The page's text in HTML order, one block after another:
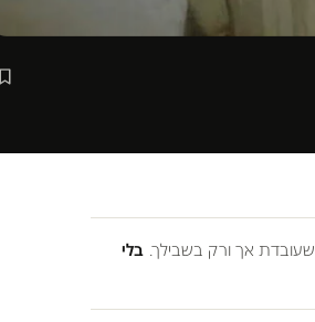
שעובדת אך ורק בשבילך. בלי